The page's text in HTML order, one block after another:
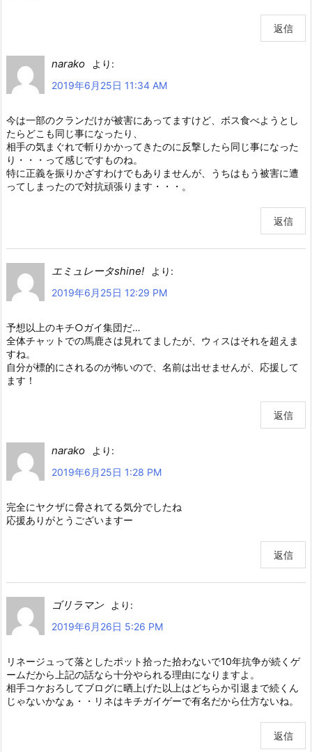
返信
narako
より:
2019年6月25日 11:34 AM
今は一部のクランだけが被害にあってますけど、ボス食べようとし
たらどこも同じ事になったり、
相手の気まぐれで斬りかかってきたのに反撃したら同じ事になった
り・・・って感じですものね。
特に正義を振りかざすわけでもありませんが、うちはもう被害に遭
ってしまったので対抗頑張ります・・・。
返信
エミュレータshine!
より:
2019年6月25日 12:29 PM
予想以上のキチ○ガイ集団だ…
全体チャットでの馬鹿さは見れてましたが、ウィスはそれを超えま
すね。
自分が標的にされるのが怖いので、名前は出せませんが、応援して
ます！
返信
narako
より:
2019年6月25日 1:28 PM
完全にヤクザに脅されてる気分でしたね
応援ありがとうございますー
返信
ゴリラマン
より:
2019年6月26日 5:26 PM
リネージュって落としたポット拾った拾わないで10年抗争が続くゲ
ームだから上記の話なら十分やられる理由になりますよ。
相手コケおろしてブログに晒上げた以上はどちらか引退まで続くん
じゃないかなぁ・・リネはキチガイゲーで有名だから仕方ないね。
返信